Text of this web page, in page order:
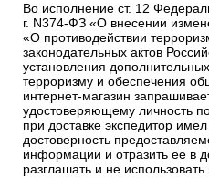
Во исполнение ст. 12
г. N374-ФЗ «О внесении
«О противодействии
законодательных актов
установления
терроризму и обеспечения
интернет-магазин
удостоверяющему личность
при доставке экспедитор
достоверность
информации и отразить ее в
разглашать и не